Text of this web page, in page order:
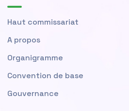
Haut commissariat
A propos
Organigramme
Convention de base
Gouvernance